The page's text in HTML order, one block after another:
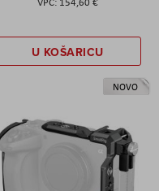
U KOŠARICU
NOVO